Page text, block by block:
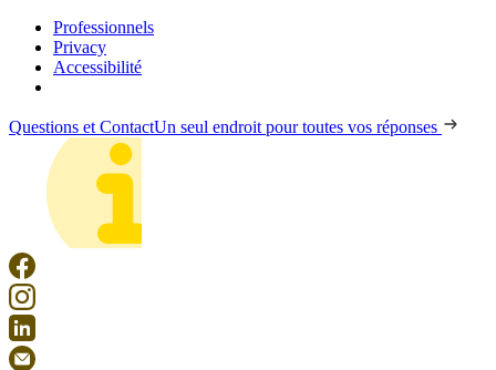
Professionnels
Privacy
Accessibilité
Questions et ContactUn seul endroit pour toutes vos réponses